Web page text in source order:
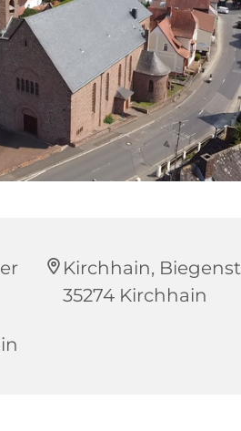
Kirchhain,
35274 Kirchhain